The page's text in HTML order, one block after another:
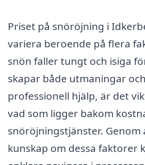
Priset på snöröjning i
variera beroende på flera
snön faller tungt och isiga
skapar både utmaningar
professionell hjälp, är det
vad som ligger bakom
snöröjningstjänster. Genom
kunskap om dessa faktorer